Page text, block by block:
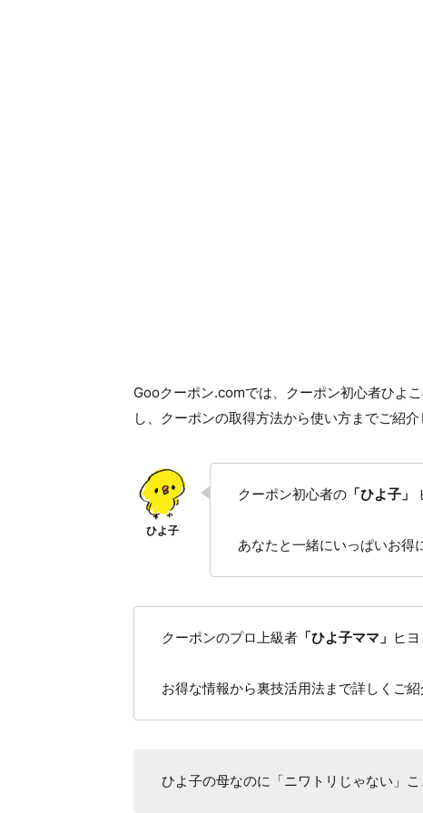
Gooクーポン.comでは、クーポン初心者ひよ
し、クーポンの取得方法から使い方までご紹介
クーポン初心者の 「ひよ子」
あなたと一緒にいっぱいお得
クーポンのプロ上級者 「ひよ子ママ」 ヒヨ
お得な情報から裏技活用法まで詳しくご紹
ひよ子の母なのに「ニワトリじゃない」